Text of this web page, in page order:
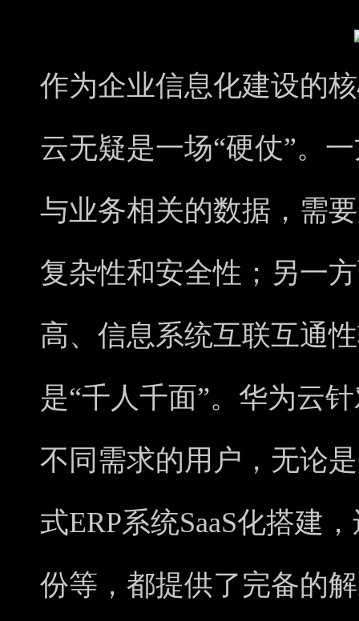
作为企业信息化建设的
云无疑是一场“硬仗”。
与业务相关的数据，需
复杂性和安全性；另一
高、信息系统互联互通
是“千人千面”。华为云
不同需求的用户，无论
式ERP系统SaaS化搭建
份等，都提供了完备的